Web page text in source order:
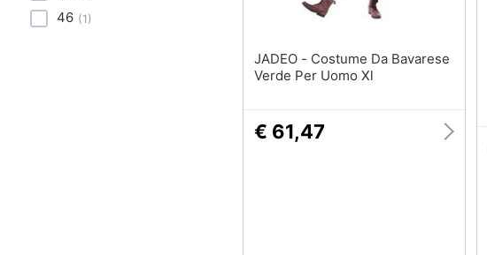
Festività e ricorrenze
46 (1)
JADEO - Costume Da Bavarese
Verde Per Uomo Xl
€ 61,47